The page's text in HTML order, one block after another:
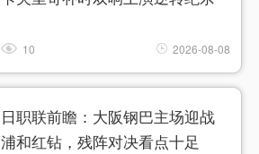
10 2026-08-08
日职联前瞻：大阪钢巴主场迎战
浦和红钻，残阵对决看点十足